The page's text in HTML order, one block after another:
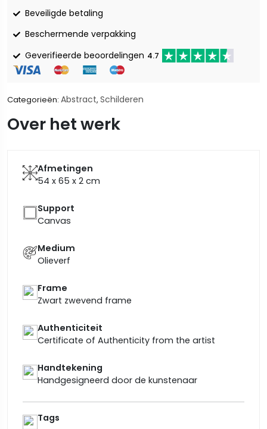
Beveiligde betaling
Beschermende verpakking
Geverifieerde beoordelingen 4.7
Categorieën: Abstract, Schilderen
Over het werk
Afmetingen
54 x 65 x 2 cm
Support
Canvas
Medium
Olieverf
Frame
Zwart zwevend frame
Authenticiteit
Certificate of Authenticity from the artist
Handtekening
Handgesigneerd door de kunstenaar
Tags